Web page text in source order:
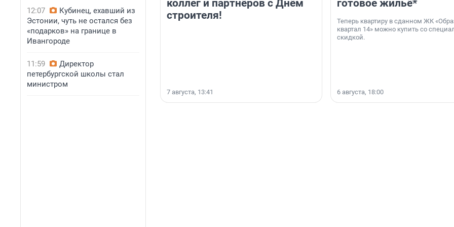
12:07
Кубинец, ехавший из
Эстонии, чуть не остался без
«подарков» на границе в
Ивангороде
11:59
Директор
петербургской школы стал
министром
коллег и партнёров с Днём
строителя!
7 августа, 13:41
готовое жильё*
Теперь квартиру в сданном ЖК
квартал 14» можно купить со
скидкой.
6 августа, 18:00